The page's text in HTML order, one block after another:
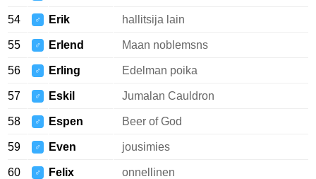
54 ♂ Erik hallitsija lain
55 ♂ Erlend Maan noblemsns
56 ♂ Erling Edelman poika
57 ♂ Eskil Jumalan Cauldron
58 ♂ Espen Beer of God
59 ♂ Even jousimies
60 ♂ Felix onnellinen